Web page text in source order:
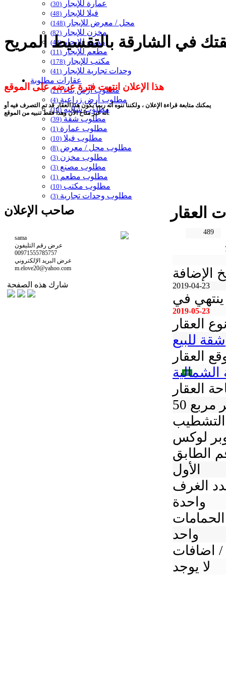
عمارة للإيجار (30)
فيلا للإيجار (48)
محل / معرض للإيجار (148)
مخزن للإيجار (82)
مصنع للإيجار(48)
مطعم للإيجار (11)
مكتب للإيجار (178)
وحدات تجارية للإيجار (41)
عقارات مطلوبة
مطلوب أرض بناء(21)
مطلوب أرض زراعية (4)
مطلوب شاليه(10)
مطلوب شقة (39)
مطلوب عمارة (1)
مطلوب فيلا (10)
مطلوب محل / معرض (8)
مطلوب مخزن (3)
مطلوب مصنع (3)
مطلوب مطعم (1)
مطلوب مكتب (10)
مطلوب وحدات تجارية (3)
هذا الإعلان انتهت فترة عرضه على الموقع
يمكنك متابعة قراءة الإعلان ، ولكننا ننوه أنه ربما يكون هذا العقار قد تم التصرف فيه أو
أنه غير متاح الآن وهذا فقط تنبيه من الموقع.
العقار
489
الإضافة
2019-04-23
ينتهي في
2019-05-23
العقار
شقة للبيع
العقار
العقار
مربع
لوكس
الطابق
الأول
الغرف
واحدة
واحد
اضافات
لا يوجد
صاحب الإعلان
sama
عرض رقم التليفون
00971555785757
عرض البريد الإلكتروني
m.elove20@yahoo.com
شارك هذه الصفحة